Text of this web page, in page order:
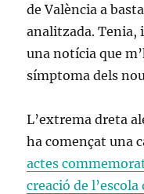
de València a
analitzada.
una notícia que
símptoma dels
L’extrema dreta
ha començat una
actes
creació de